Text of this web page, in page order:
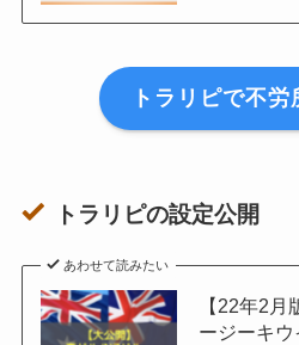
11月8日
11月22日
11月29日
12月6日
トラリピで不
トラリピの設定公開
あわせて読みたい
【22年2
ージーキ